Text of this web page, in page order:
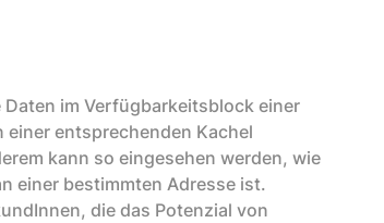
im Verfügbarkeitsblock einer
entsprechenden Kachel
kann so eingesehen werden, wie
einer bestimmten Adresse ist.
die das Potenzial von